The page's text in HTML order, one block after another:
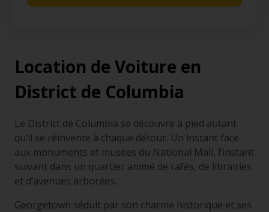
Location de Voiture en
District de Columbia
Le District de Columbia se découvre à pied autant
qu’il se réinvente à chaque détour. Un instant face
aux monuments et musées du National Mall, l’instant
suivant dans un quartier animé de cafés, de librairies
et d’avenues arborées.
Georgetown séduit par son charme historique et ses